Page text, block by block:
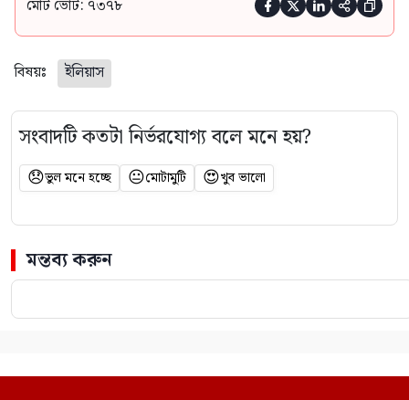
মোট ভোট: ৭৩৭৮     
বিষয়ঃ ইলিয়াস
সংবাদটি কতটা নির্ভরযোগ্য বলে মনে হয়?
😞ভুল মনে হচ্ছে 😐মোটামুটি 😍খুব ভালো
মন্তব্য করুন